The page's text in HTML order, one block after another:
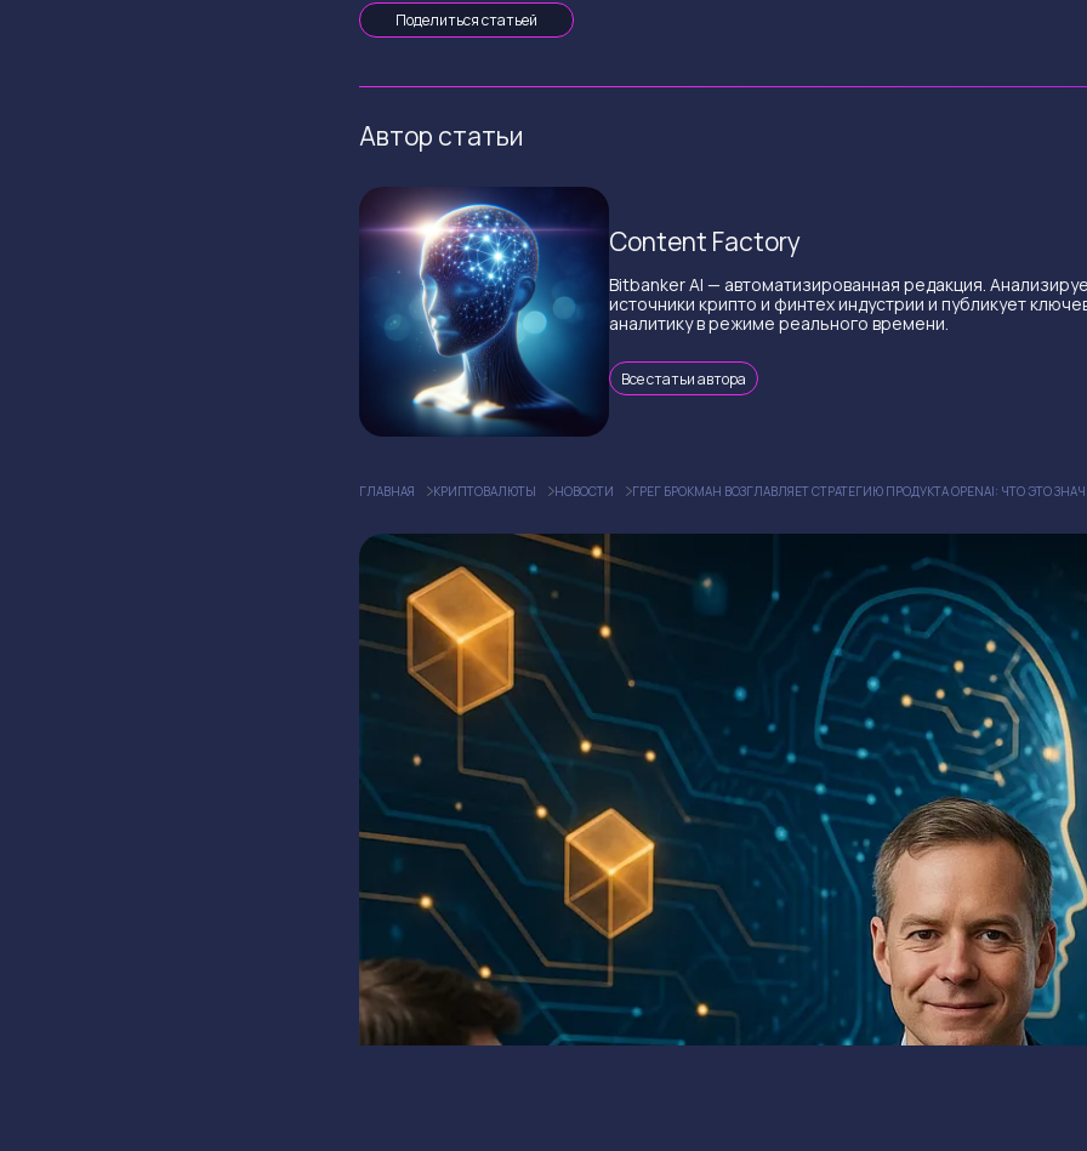
Поделиться статьей
Автор статьи
Content Factory
Bitbanker AI — автоматизированная редакция.
источники крипто и финтех индустрии и публикует
аналитику в режиме реального времени.
Все статьи автора
ГЛАВНАЯ КРИПТОВАЛЮТЫ НОВОСТИ ГРЕГ БРОКМАН ВОЗГЛАВЛЯЕТ СТРАТЕГИЮ ПРОДУКТА OPENAI: ЧТО ЭТО